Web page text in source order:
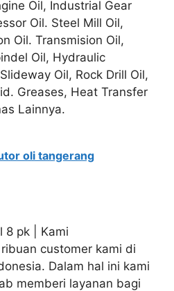
Oil, Industrial Gear
Oil. Steel Mill Oil,
Oil. Transmision Oil,
Oil, Hydraulic
Oil, Rock Drill Oil,
Greases, Heat Transfer
Lainnya.
oli tangerang
8 pk | Kami
customer kami di
Dalam hal ini kami
memberi layanan bagi